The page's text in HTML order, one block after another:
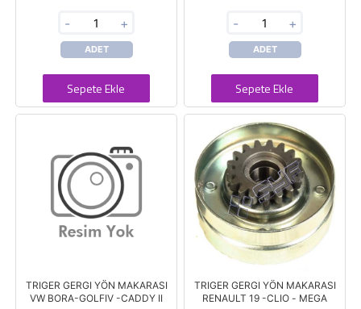
- +
ADET
Sepete Ekle
- +
ADET
Sepete Ekle
TRIGER GERGI YÖN MAKARASI
VW BORA-GOLFIV -CADDY II
TRIGER GERGI YÖN MAKARASI
RENAULT 19 -CLIO - MEGA